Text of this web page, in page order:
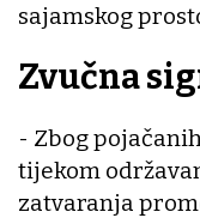
sajamskog
Zvučna
- Zbog
tijekom
zatvaranja